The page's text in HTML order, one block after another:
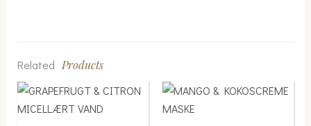
Related Products
Price
range:
This
product
Price
This
product